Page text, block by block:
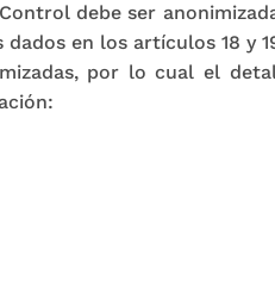
debe ser
en los artículos 18 y
por lo cual el